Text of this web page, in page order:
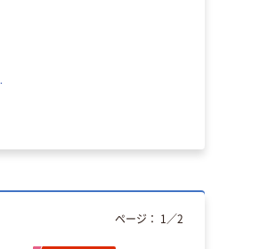
ページ： 1 ／2